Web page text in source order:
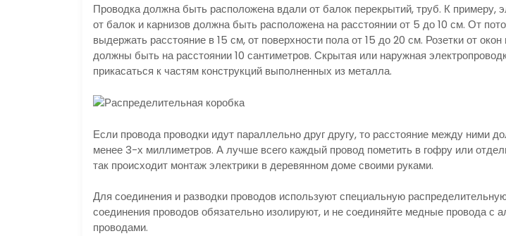
Проводка должна быть расположена вдали от балок перекрытий, труб. К примеру,
от балок и карнизов должна быть расположена на расстоянии от 5 до 10 см. От
выдержать расстояние в 15 см, от поверхности пола от 15 до 20 см. Розетки от окон
должны быть на расстоянии 10 сантиметров. Скрытая или наружная
прикасаться к частям конструкций выполненных из металла.
Если провода проводки идут параллельно друг другу, то расстояние между ними
менее 3-х миллиметров. А лучше всего каждый провод пометить в гофру или
так происходит монтаж электрики в деревянном доме своими руками.
Для соединения и разводки проводов используют специальную
соединения проводов обязательно изолируют, и не соединяйте медные провода с
проводами.